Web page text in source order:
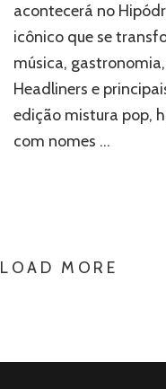
saber
sobre
o
Lollapalooza
Argentina
2026!
acontecerá no
icônico que se
música,
Headliners e
edição mistura pop,
com nomes …
LOAD MORE